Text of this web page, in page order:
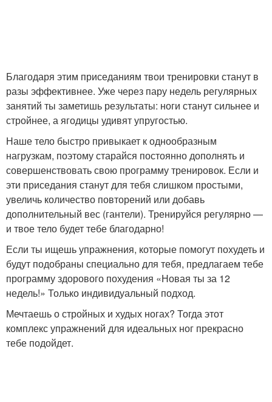
Благодаря этим приседаниям твои тренировки станут в
разы эффективнее. Уже через пару недель регулярных
занятий ты заметишь результаты: ноги станут сильнее и
стройнее, а ягодицы удивят упругостью.
Наше тело быстро привыкает к однообразным
нагрузкам, поэтому старайся постоянно дополнять и
совершенствовать свою программу тренировок. Если и
эти приседания станут для тебя слишком простыми,
увеличь количество повторений или добавь
дополнительный вес (гантели). Тренируйся регулярно —
и твое тело будет тебе благодарно!
Если ты ищешь упражнения, которые помогут похудеть и
будут подобраны специально для тебя, предлагаем тебе
программу здорового похудения «Новая ты за 12
недель!» Только индивидуальный подход.
Мечтаешь о стройных и худых ногах? Тогда этот
комплекс упражнений для идеальных ног прекрасно
тебе подойдет.